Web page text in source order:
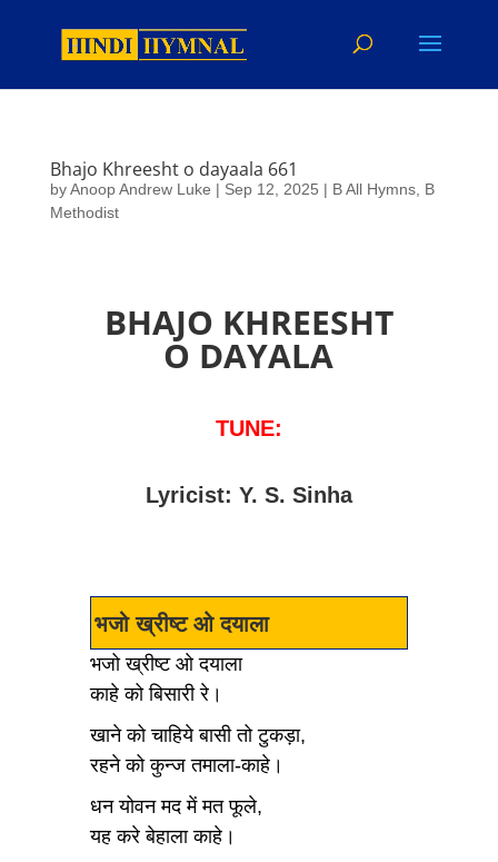
Bhajo Khreesht o dayaala 661
byAnoop Andrew Luke | Sep 12, 2025 | B All Hymns, B
Methodist
BHAJO KHREESHT
O DAYALA
TUNE:
Lyricist: Y. S. Sinha
भजो ख्रीष्ट ओ दयाला
भजो ख्रीष्ट ओ दयाला
काहे को बिसारी रे।
खाने को चाहिये बासी तो टुकड़ा,
रहने को कुन्ज तमाला-काहे।
धन योवन मद में मत फूले,
यह करे बेहाला काहे।